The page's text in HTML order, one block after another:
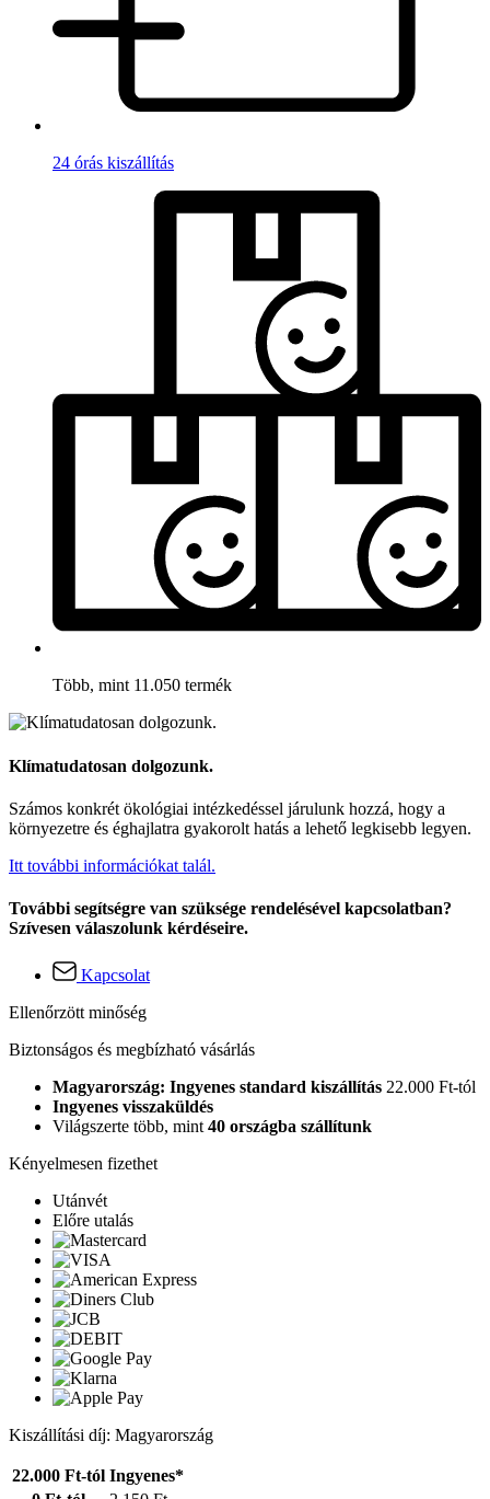
24 órás kiszállítás
Több, mint 11.050 termék
Klímatudatosan dolgozunk.
Számos konkrét ökológiai intézkedéssel járulunk hozzá, hogy a
környezetre és éghajlatra gyakorolt hatás a lehető legkisebb legyen.
Itt további információkat talál.
További segítségre van szüksége rendelésével kapcsolatban?
Szívesen válaszolunk kérdéseire.
Kapcsolat
Ellenőrzött minőség
Biztonságos és megbízható vásárlás
Magyarország: Ingyenes standard kiszállítás 22.000 Ft-tól
Ingyenes visszaküldés
Világszerte több, mint 40 országba szállítunk
Kényelmesen fizethet
Utánvét
Előre utalás
Kiszállítási díj: Magyarország
22.000 Ft-tól Ingyenes*